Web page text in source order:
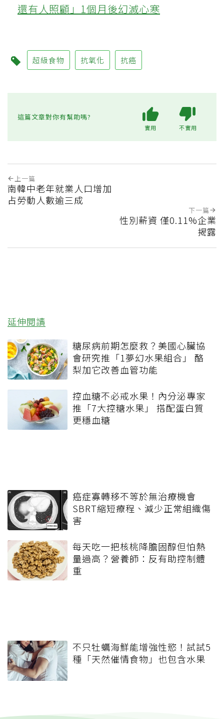
還有人照顧」1個月後幻滅心寒
超級食物 抗氧化 抗癌
這篇文章對你有幫助嗎?
實用 不實用
上一篇
南韓中老年就業人口增加
占勞動人數逾三成
下一篇
性別薪資 僅0.11%企業
揭露
延伸閱讀
糖尿病前期怎麼救？美國心臟協
會研究推「1夢幻水果組合」 酪
梨加它改善血管功能
控血糖不必戒水果！內分泌專家
推「7大控糖水果」 搭配蛋白質
更穩血糖
癌症寡轉移不等於無治療機會
SBRT縮短療程、減少正常組織傷
害
每天吃一把核桃降膽固醇但怕熱
量過高？營養師：反有助控制體
重
不只牡蠣海鮮能增強性慾！試試5
種「天然催情食物」也包含水果